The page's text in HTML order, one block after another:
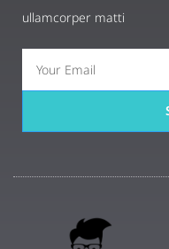
ullamcorper matti